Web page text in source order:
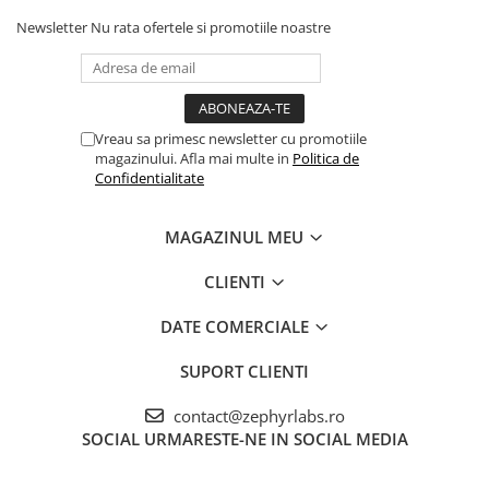
Recomandat: vârste începând de la 6 luni;
COMPOZITIE
Newsletter Nu rata ofertele si promotiile noastre
Vreau sa primesc newsletter cu promotiile
magazinului. Afla mai multe in Politica de
Confidentialitate
MAGAZINUL MEU
CLIENTI
DATE COMERCIALE
SUPORT CLIENTI
contact@zephyrlabs.ro
SOCIAL URMARESTE-NE IN SOCIAL MEDIA